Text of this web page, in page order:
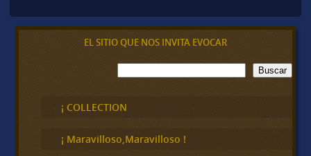
EL SITIO QUE NOS INVITA EVOCAR
B
u
c
a
Buscar
¡ COLLECTION
¡ Maravilloso,Maravilloso !